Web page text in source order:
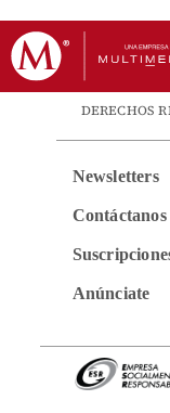
DERECHOS
Newsletters
Contáctanos
Anúnciate